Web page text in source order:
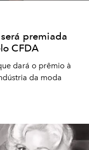
premiada
CFDA
dará o prêmio à
da moda